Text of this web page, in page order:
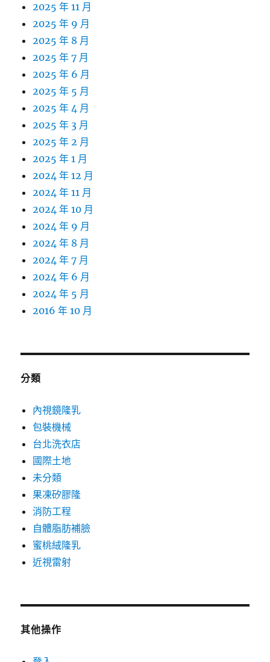
2025 年 11 月
2025 年 9 月
2025 年 8 月
2025 年 7 月
2025 年 6 月
2025 年 5 月
2025 年 4 月
2025 年 3 月
2025 年 2 月
2025 年 1 月
2024 年 12 月
2024 年 11 月
2024 年 10 月
2024 年 9 月
2024 年 8 月
2024 年 7 月
2024 年 6 月
2024 年 5 月
2016 年 10 月
分類
內視鏡隆乳
包裝機械
台北洗衣店
國際土地
未分類
果凍矽膠隆
消防工程
自體脂肪補臉
蜜桃絨隆乳
近視雷射
其他操作